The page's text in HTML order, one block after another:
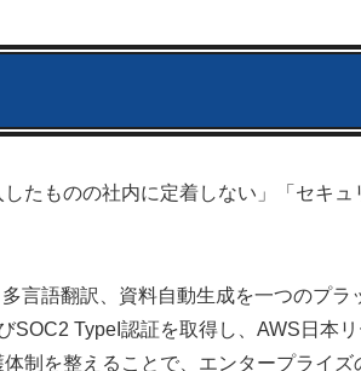
たものの社内に定着しない」「セキュ
言語翻訳、資料自動生成を一つのプラ
SOC2 TypeI認証を取得し、AWS日本リ
制を整えることで、エンタープライズ